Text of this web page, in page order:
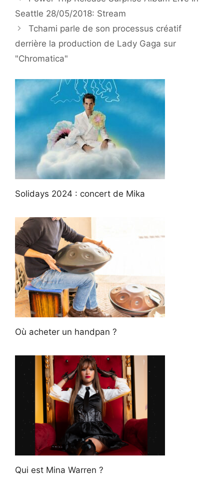
Seattle 28/05/2018: Stream
Tchami parle de son processus créatif
derrière la production de Lady Gaga sur
"Chromatica"
Solidays 2024 : concert de Mika
Où acheter un handpan ?
Qui est Mina Warren ?